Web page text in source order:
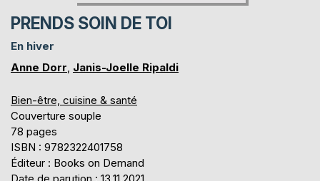
PRENDS SOIN DE TOI
En hiver
Anne Dorr, Janis-Joelle Ripaldi
Bien-être, cuisine & santé
Couverture souple
78 pages
ISBN : 9782322401758
Éditeur : Books on Demand